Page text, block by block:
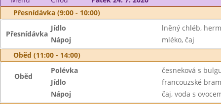
Přesnídávka (9:00 - 10:00)
Přesnídávka
Jídlo
lněný chléb,
Nápoj
mléko, čaj
Oběd (11:00 - 14:00)
Oběd
Polévka
česneková s
Jídlo
francouzské
Nápoj
čaj, voda s